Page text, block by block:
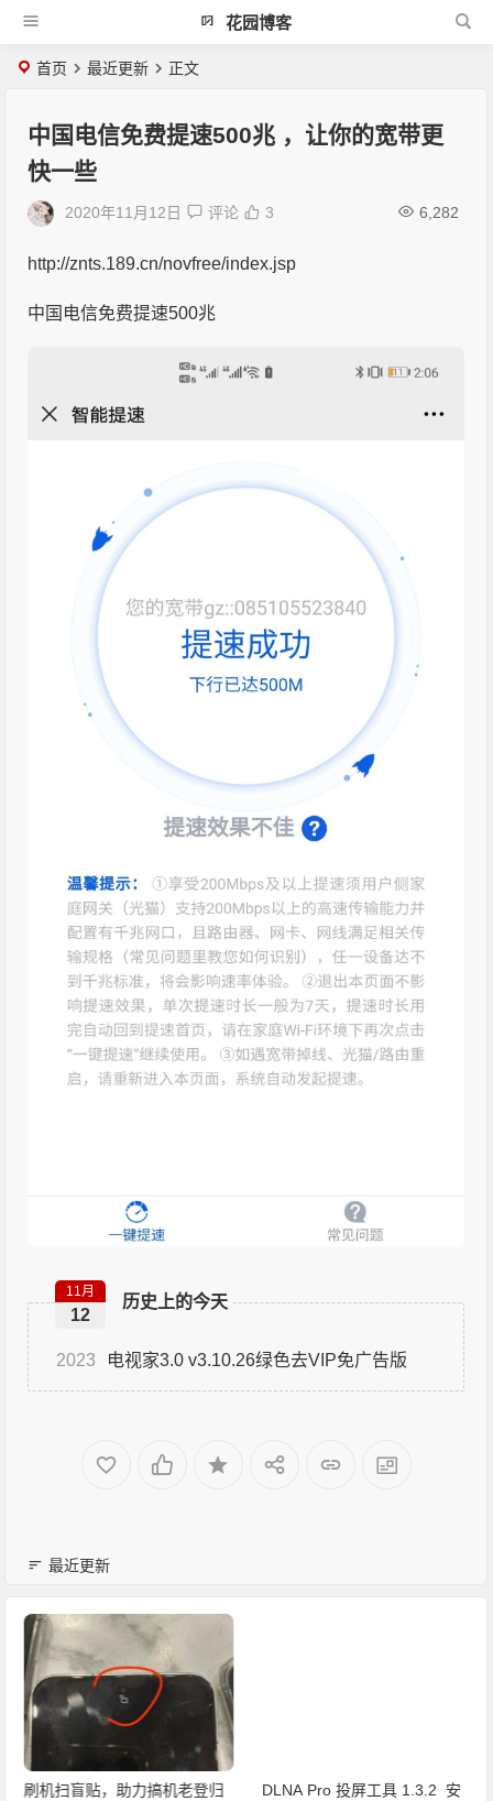
花园博客
首页 最近更新 正文
中国电信免费提速500兆 ，让你的宽带更
快一些
2020年11月12日 评论 6,282
3
http://znts.189.cn/novfree/index.jsp
中国电信免费提速500兆
历史上的今天
11月
12
2023 电视家3.0 v3.10.26绿色去VIP免广告版
最近更新
刷机扫盲贴，助力搞机老登归
DLNA Pro 投屏工具 1.3.2 安